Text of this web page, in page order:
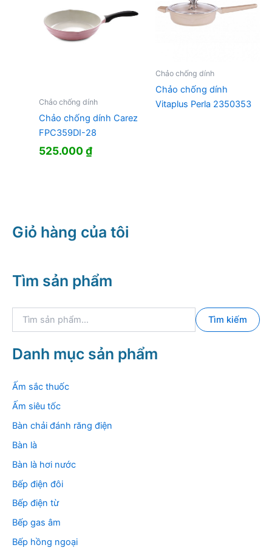
Chảo chống dính
Chảo chống dính Carez
FPC359DI-28
525.000₫
Chảo chống dính
Chảo chống dính
Vitaplus Perla 2350353
Giỏ hàng của tôi
Tìm sản phẩm
k
i
m
Tìm kiếm
Danh mục sản phẩm
Ấm sắc thuốc
Ấm siêu tốc
Bàn chải đánh răng điện
Bàn là
Bàn là hơi nước
Bếp điện đôi
Bếp điện từ
Bếp gas âm
Bếp hồng ngoại